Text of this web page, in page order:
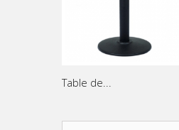
Table de...